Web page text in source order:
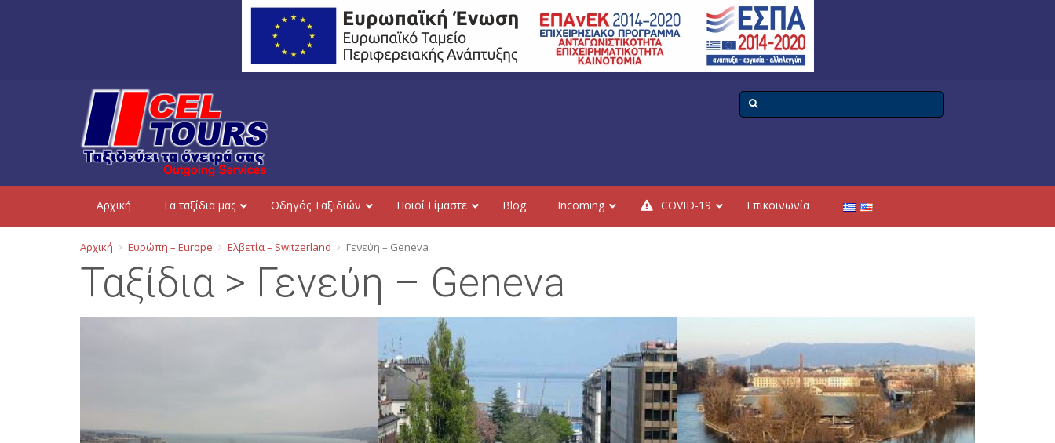
Aρχική Τα ταξίδια μας Οδηγός Ταξιδιών Ποιοί Είμαστε Blog Incoming COVID-19 Επικοινωνία
Αρχική Ευρώπη – Europe Ελβετία – Switzerland Γενεύη – Geneva
Ταξίδια > Γενεύη – Geneva